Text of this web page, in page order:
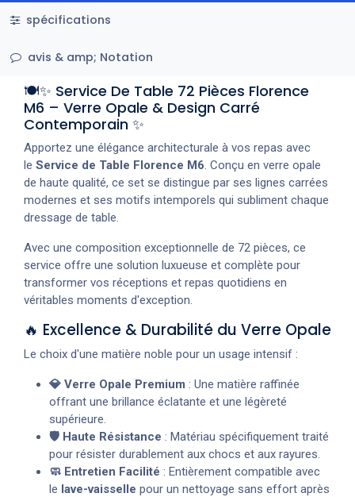
spécifications
avis & amp; Notation
🍽️✨ Service De Table 72 Pièces Florence
M6 – Verre Opale & Design Carré
Contemporain ✨
Apportez une élégance architecturale à vos repas avec
le Service de Table Florence M6. Conçu en verre opale
de haute qualité, ce set se distingue par ses lignes carrées
modernes et ses motifs intemporels qui subliment chaque
dressage de table.
Avec une composition exceptionnelle de 72 pièces, ce
service offre une solution luxueuse et complète pour
transformer vos réceptions et repas quotidiens en
véritables moments d'exception.
🔥 Excellence & Durabilité du Verre Opale
Le choix d'une matière noble pour un usage intensif :
💎 Verre Opale Premium : Une matière raffinée
offrant une brillance éclatante et une légèreté
supérieure.
🛡️ Haute Résistance : Matériau spécifiquement traité
pour résister durablement aux chocs et aux rayures.
🧼 Entretien Facilité : Entièrement compatible avec
le lave-vaisselle pour un nettoyage sans effort après